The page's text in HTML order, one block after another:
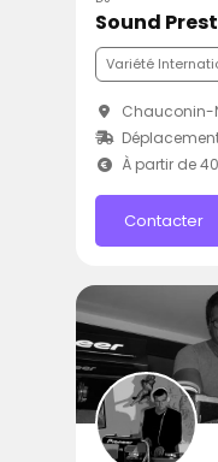
Sound
Variété
Chauconin-
À partir de
Contacter